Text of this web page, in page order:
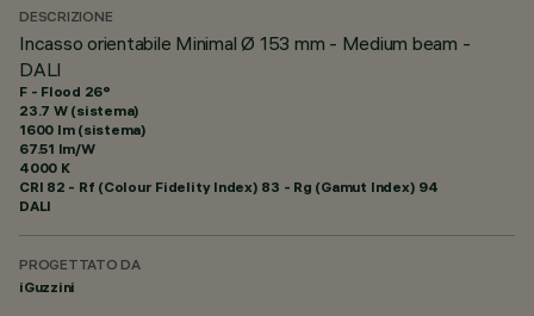
DESCRIZIONE
Incasso orientabile Minimal Ø 153 mm - Medium beam -
DALI
F - Flood 26°
23.7 W (sistema)
1600 lm (sistema)
67.51 lm/W
4000 K
CRI 82 - Rf (Colour Fidelity Index) 83 - Rg (Gamut Index) 94
DALI
PROGETTATO DA
iGuzzini